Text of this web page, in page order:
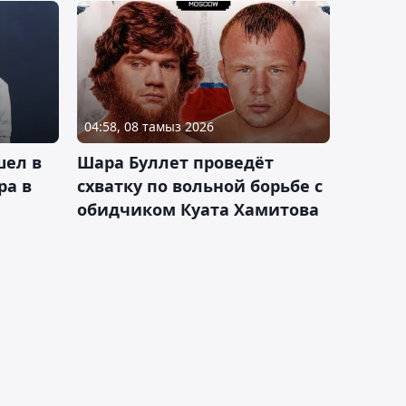
в
в
04:58, 08 тамыз 2026
Шара Буллет проведёт
схватку по вольной борьбе с
обидчиком Куата Хамитова